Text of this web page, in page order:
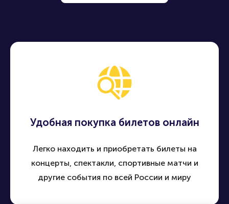
Удобная покупка билетов онлайн
Легко находить и приобретать билеты на
концерты, спектакли, спортивные матчи и
другие события по всей России и миру